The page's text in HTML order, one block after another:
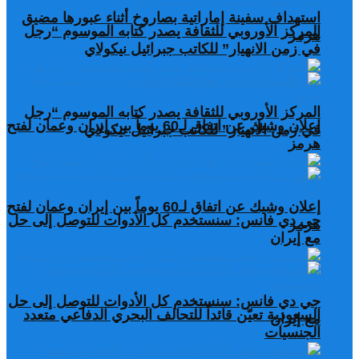
المركز الأوروبي للثقافة يصدر كتابه الموسوم “رجل
في زمن الانهيار” للكاتب جبرائيل نيكولاي
إعلان وشيك عن اتفاق لـ60 يوماً بين إيران وعمان لفتح
هرمز
جي دي فانس: سنستخدم كل الأدوات للتوصل إلى حل
مع إيران
السعودية تعيّن قائداً للتحالف البحري الدفاعي متعدد
الجنسيات
استهداف سفينة إماراتية بصاروخ أثناء عبورها مضيق
هرمز
المركز الأوروبي للثقافة يصدر كتابه الموسوم “رجل
في زمن الانهيار” للكاتب جبرائيل نيكولاي
إعلان وشيك عن اتفاق لـ60 يوماً بين إيران وعمان لفتح
هرمز
جي دي فانس: سنستخدم كل الأدوات للتوصل إلى حل
مع إيران